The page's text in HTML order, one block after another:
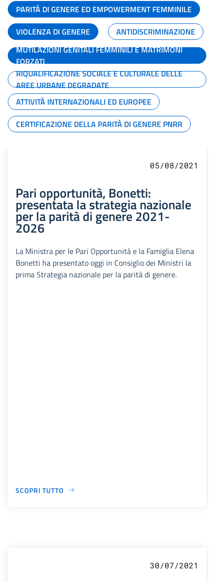
PARITÀ DI GENERE ED EMPOWERMENT FEMMINILE
VIOLENZA DI GENERE
ANTIDISCRIMINAZIONE
MUTILAZIONI GENITALI FEMMINILI E MATRIMONI
FORZATI
RIQUALIFICAZIONE SOCIALE E CULTURALE DELLE
AREE URBANE DEGRADATE
ATTIVITÀ INTERNAZIONALI ED EUROPEE
CERTIFICAZIONE DELLA PARITÀ DI GENERE PNRR
05/08/2021
Pari opportunità, Bonetti:
presentata la strategia nazionale
per la parità di genere 2021-
2026
La Ministra per le Pari Opportunità e la Famiglia Elena
Bonetti ha presentato oggi in Consiglio dei Ministri la
prima Strategia nazionale per la parità di genere.
SCOPRI TUTTO
30/07/2021